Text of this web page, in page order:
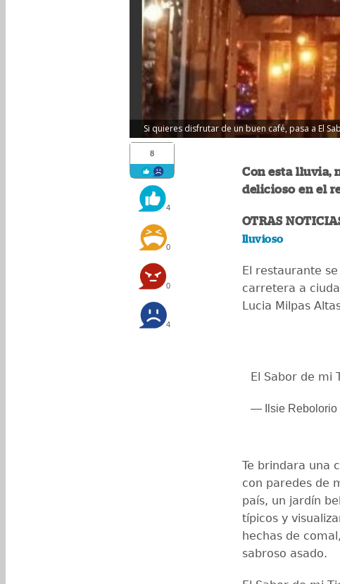
Si quieres disfrutar de un buen café, pasa a El
8
4
0
0
4
Con esta lluvia,
delicioso en el
OTRAS
lluvioso
El restaurante
carretera a
Lucia Milpas
El Sabor de mi
— Ilsie Rebolorio
Te brindara una
con paredes de
país, un jardín
típicos y
hechas de
sabroso asado.